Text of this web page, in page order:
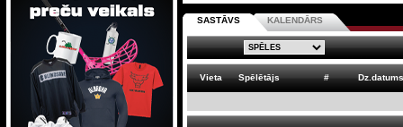
SASTĀVS KALENDĀRS
Vieta Spēlētājs # Dz.datums